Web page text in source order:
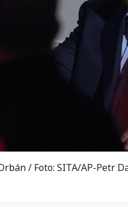
/ Foto: SITA/AP-Petr